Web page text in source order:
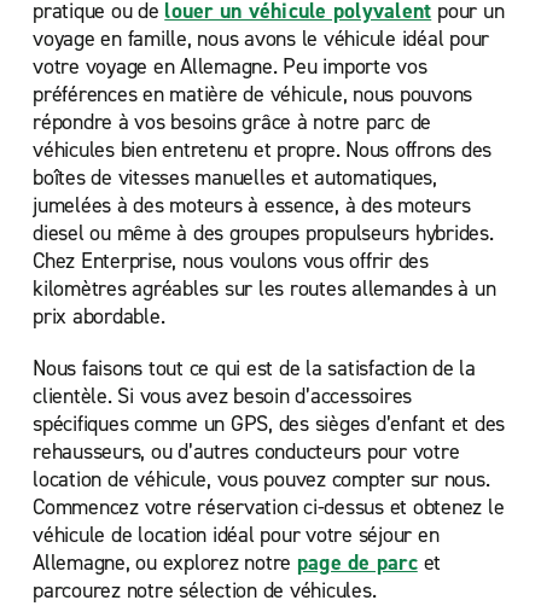
pratique ou de louer un véhicule polyvalent pour un
voyage en famille, nous avons le véhicule idéal pour
votre voyage en Allemagne. Peu importe vos
préférences en matière de véhicule, nous pouvons
répondre à vos besoins grâce à notre parc de
véhicules bien entretenu et propre. Nous offrons des
boîtes de vitesses manuelles et automatiques,
jumelées à des moteurs à essence, à des moteurs
diesel ou même à des groupes propulseurs hybrides.
Chez Enterprise, nous voulons vous offrir des
kilomètres agréables sur les routes allemandes à un
prix abordable.
Nous faisons tout ce qui est de la satisfaction de la
clientèle. Si vous avez besoin d’accessoires
spécifiques comme un GPS, des sièges d’enfant et des
rehausseurs, ou d’autres conducteurs pour votre
location de véhicule, vous pouvez compter sur nous.
Commencez votre réservation ci-dessus et obtenez le
véhicule de location idéal pour votre séjour en
Allemagne, ou explorez notre page de parcet
parcourez notre sélection de véhicules.